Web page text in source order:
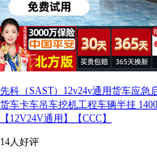
先科（SAST）12v24v通用货车应
货车卡车吊车挖机工程车辆半挂
【12V24V通用】【CCC】
14人好评